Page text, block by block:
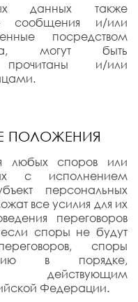
данных также
сообщения и/или
посредством
могут быть
прочитаны и/или
ПОЛОЖЕНИЯ
любых споров или
с исполнением
персональных
все усилия для их
переговоров
споры не будут
споры
в порядке,
действующим
Федерации.